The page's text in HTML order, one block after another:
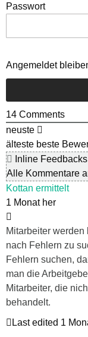
Passwort
Angemeldet
14 Comments
neuste
älteste beste
Inline Feedbacks
Alle Kommentare
Kottan ermittelt
1 Monat her
Mitarbeiter werden
nach Fehlern zu
Fehlern suchen,
man die
Mitarbeiter, die
behandelt.
Last edited 1